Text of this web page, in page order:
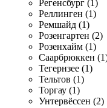
Регенсбург (1)
Реллинген (1)
Ремшайд (1)
Розенгартен (2)
Розенхайм (1)
Саарбрюккен
Тегернзее (1)
Тельтов (1)
Торгау (1)
Унтервёссен (2)